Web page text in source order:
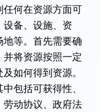
何在资源方面可
设备、设施、资
等。首先需要确
并将资源按照一定
如何得到资源。
包括可获得性、
劳动协议、政府法